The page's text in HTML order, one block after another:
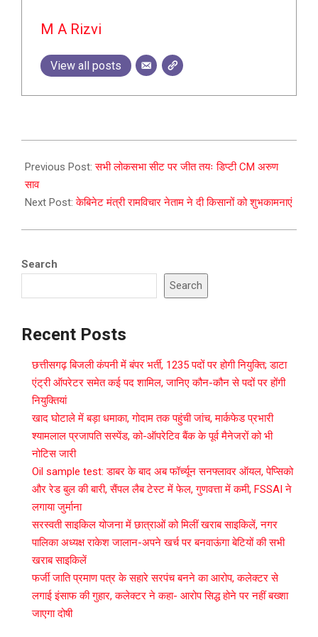
M A Rizvi
View all posts
12-
25
Previous Post:सभी लोकसभा सीट पर जीत तयः डिप्टी CM अरुण
साव
Next Post:केबिनेट मंत्री रामविचार नेताम ने दी किसानों को शुभकामनाएं
Search
Search
Recent Posts
छत्तीसगढ़ बिजली कंपनी में बंपर भर्ती, 1235 पदों पर होगी नियुक्ति; डाटा
एंट्री ऑपरेटर समेत कई पद शामिल, जानिए कौन-कौन से पदों पर होंगी
नियुक्तियां
खाद घोटाले में बड़ा धमाका, गोदाम तक पहुंची जांच, मार्कफेड प्रभारी
श्यामलाल प्रजापति सस्पेंड, को-ऑपरेटिव बैंक के पूर्व मैनेजरों को भी
नोटिस जारी
Oil sample test: डाबर के बाद अब फॉर्च्यून सनफ्लावर ऑयल, पेप्सिको
और रेड बुल की बारी, सैंपल लैब टेस्ट में फेल, गुणवत्ता में कमी, FSSAI ने
लगाया जुर्माना
सरस्वती साइकिल योजना में छात्राओं को मिलीं खराब साइकिलें, नगर
पालिका अध्यक्ष राकेश जालान-अपने खर्च पर बनवाऊंगा बेटियों की सभी
खराब साइकिलें
फर्जी जाति प्रमाण पत्र के सहारे सरपंच बनने का आरोप, कलेक्टर से
लगाई इंसाफ की गुहार, कलेक्टर ने कहा- आरोप सिद्ध होने पर नहीं बख्शा
जाएगा दोषी